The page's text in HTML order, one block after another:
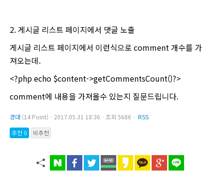
2. 게시글 리스트 페이지에서 댓글 노출
게시글 리스트 페이지에서 이런식으로 comment 개수를 가
져오는데.
<?php echo $content->getCommentsCount()?>
comment에 내용을 가져올수 있는지 질문드립니다.
경대 (14 Point)ㆍ2017.05.31 18:36ㆍ조회 5686ㆍ RSS
추천 0
비추천